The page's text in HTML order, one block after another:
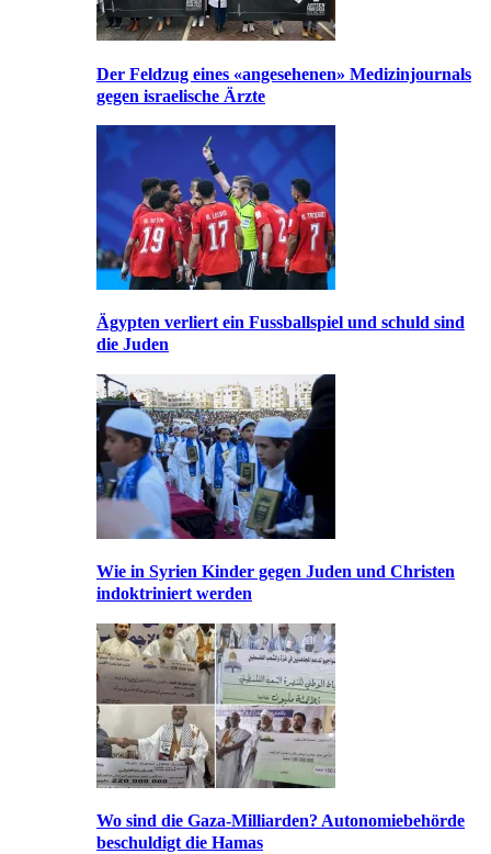
Der Feldzug eines «angesehenen» Medizinjournals
gegen israelische Ärzte
Ägypten verliert ein Fussballspiel und schuld sind
die Juden
Wie in Syrien Kinder gegen Juden und Christen
indoktriniert werden
Wo sind die Gaza-Milliarden? Autonomiebehörde
beschuldigt die Hamas